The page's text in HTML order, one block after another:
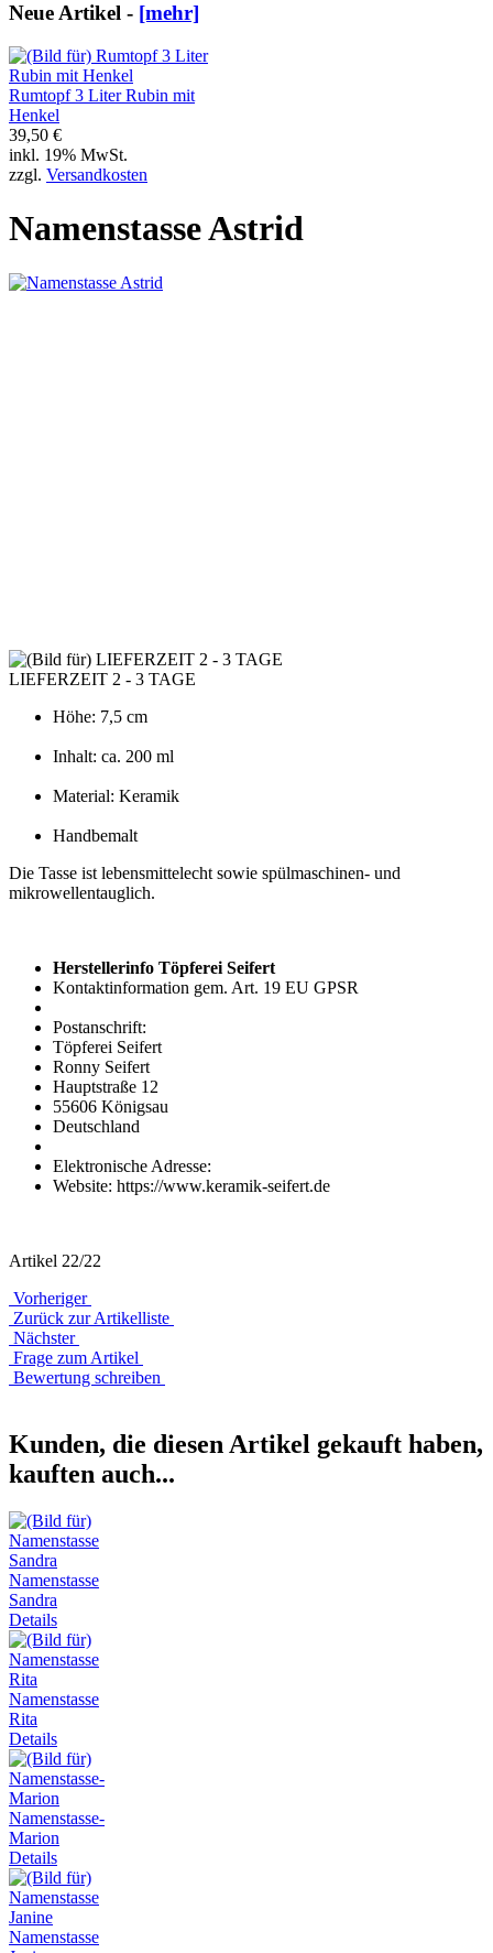
Neue Artikel - [mehr]
Rumtopf 3 Liter Rubin mit
Henkel
39,50 €
inkl. 19% MwSt.
zzgl. Versandkosten
Namenstasse Astrid
LIEFERZEIT 2 - 3 TAGE
Höhe: 7,5 cm
Inhalt: ca. 200 ml
Material: Keramik
Handbemalt
Die Tasse ist lebensmittelecht sowie spülmaschinen- und
mikrowellentauglich.
Herstellerinfo Töpferei Seifert
Kontaktinformation gem. Art. 19 EU GPSR
Postanschrift:
Töpferei Seifert
Ronny Seifert
Hauptstraße 12
55606 Königsau
Deutschland
Elektronische Adresse:
Website: https://www.keramik-seifert.de
Artikel 22/22
Vorheriger
Zurück zur Artikelliste
Nächster
Frage zum Artikel
Bewertung schreiben
Kunden, die diesen Artikel gekauft haben,
kauften auch...
Namenstasse
Sandra
Details
Namenstasse
Rita
Details
Namenstasse-
Marion
Details
Namenstasse